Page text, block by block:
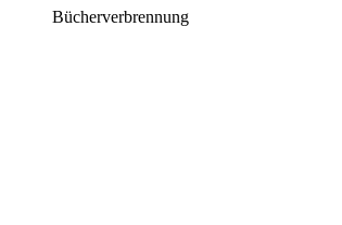
Bücherverbrennung